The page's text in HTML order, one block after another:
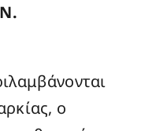
ο